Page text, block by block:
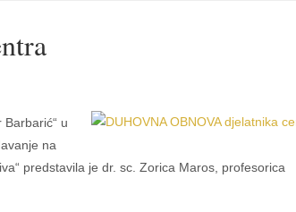
u
na
predstavila je dr. sc. Zorica Maros, profesorica